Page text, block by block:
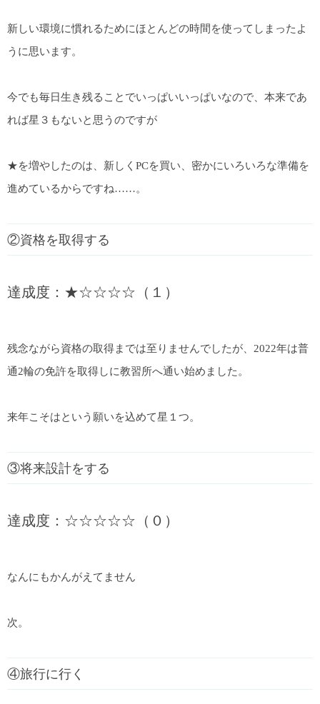
新しい環境に慣れるためにほとんどの時間を使ってしまったよ
うに思います。
今でも毎日生き残ることでいっぱいいっぱいなので、本来であ
れば星３もないと思うのですが
★を増やしたのは、新しくPCを買い、密かにいろいろな準備を
進めているからですね……。
②資格を取得する
達成度：★☆☆☆☆（１）
残念ながら資格の取得までは至りませんでしたが、2022年は普
通2輪の免許を取得しに教習所へ通い始めました。
来年こそはという願いを込めて星１つ。
③将来設計をする
達成度：☆☆☆☆☆（０）
なんにもかんがえてません
次。
④旅行に行く